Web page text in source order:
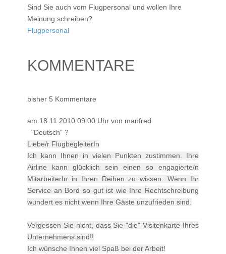
Sind Sie auch vom Flugpersonal und wollen Ihre
Meinung schreiben?
Flugpersonal
KOMMENTARE
bisher 5 Kommentare
am 18.11.2010 09:00 Uhr von manfred
"Deutsch" ?
Liebe/r FlugbegleiterIn
Ich kann Ihnen in vielen Punkten zustimmen. Ihre
Airline kann glücklich sein einen so engagierte/n
MitarbeiterIn in Ihren Reihen zu wissen. Wenn Ihr
Service an Bord so gut ist wie Ihre Rechtschreibung
wundert es nicht wenn Ihre Gäste unzufrieden sind.
Vergessen Sie nicht, dass Sie "die" Visitenkarte Ihres
Unternehmens sind!!
Ich wünsche Ihnen viel Spaß bei der Arbeit!